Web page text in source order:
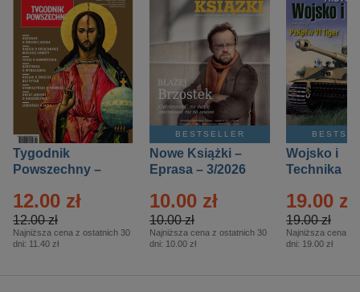
Tygodnik
Powszechny –
12.00 zł
12.00 zł
Najniższa cena z ostatnich 30
dni: 11.40 zł
BESTSELLER
Nowe Książki –
Eprasa – 3/2026
10.00 zł
10.00 zł
Najniższa cena z ostatnich 30
dni: 10.00 zł
Wojsko i
Technika
– 2/2026
19.00 zł
19.00 zł
Najniższa cena z
dni: 19.00 zł